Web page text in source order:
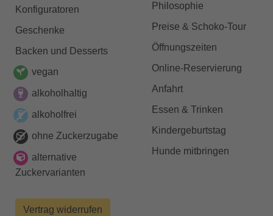
Konfiguratoren
Geschenke
Backen und Desserts
vegan
alkoholhaltig
alkoholfrei
ohne Zuckerzugabe
alternative
Zuckervarianten
Vertrag widerrufen
Philosophie
Preise & Schoko-Tour
Öffnungszeiten
Online-Reservierung
Anfahrt
Essen & Trinken
Kindergeburtstag
Hunde mitbringen